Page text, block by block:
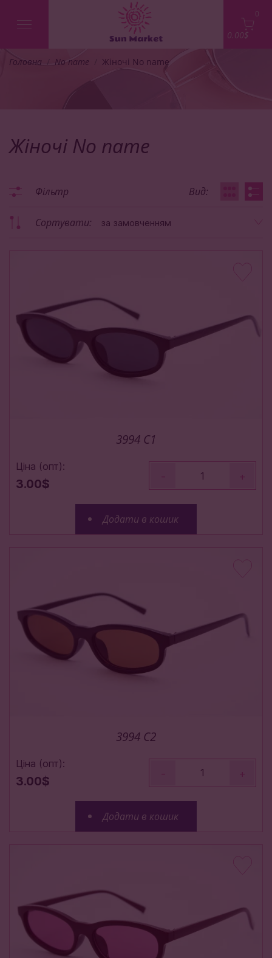
0
0.00$
Головна No name Жіночі No name
Жіночі No name
Фільтр Вид:
Сортувати: за замовченням
3994 C1
Ціна (опт):
3.00$
- +
Додати в кошик
3994 C2
Ціна (опт):
3.00$
- +
Додати в кошик